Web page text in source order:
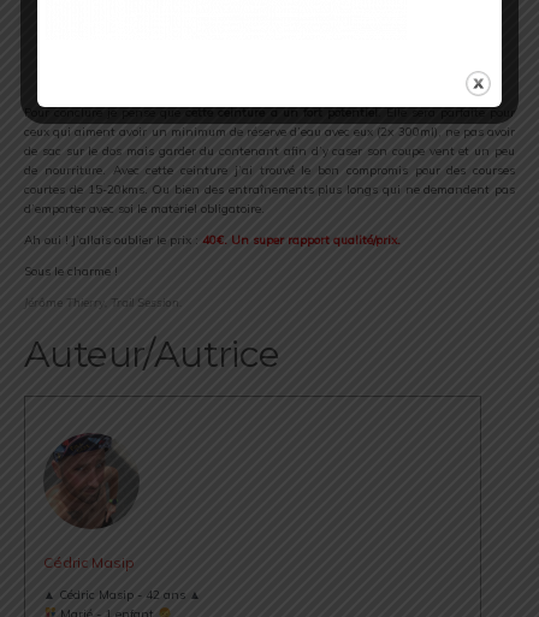
Pour conclure je pense que
. Elle sera parfaite pour
ceux qui aiment avoir un minimum de réserve d’eau avec eux (2x 300ml), ne pas avoir
de sac sur le dos mais garder du contenant afin d’y caser son coupe vent et un peu
de nourriture. Avec cette ceinture j’ai trouvé le bon compromis pour des courses
courtes de 15-20kms. Ou bien des entraînements plus longs qui ne demandent pas
d’emporter avec soi le matériel obligatoire.
Ah oui ! J’allais oublier le prix : 40€. Un super rapport qualité/prix.
​Sous le charme !
Jérôme Thierry, Trail Session.
Auteur/Autrice
Cédric Masip
▲ Cédric Masip - 42 ans ▲